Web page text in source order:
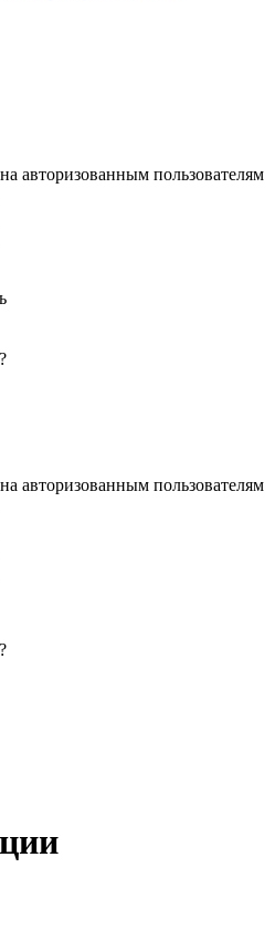
авторизованным пользователям
авторизованным пользователям